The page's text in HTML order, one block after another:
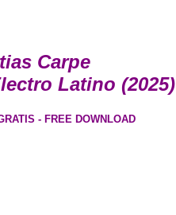
Carpe
Latino (2025)
- FREE DOWNLOAD